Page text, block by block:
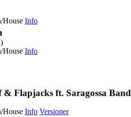
House Info
House Info
Flapjacks ft. Saragossa Band
House Info Versioner